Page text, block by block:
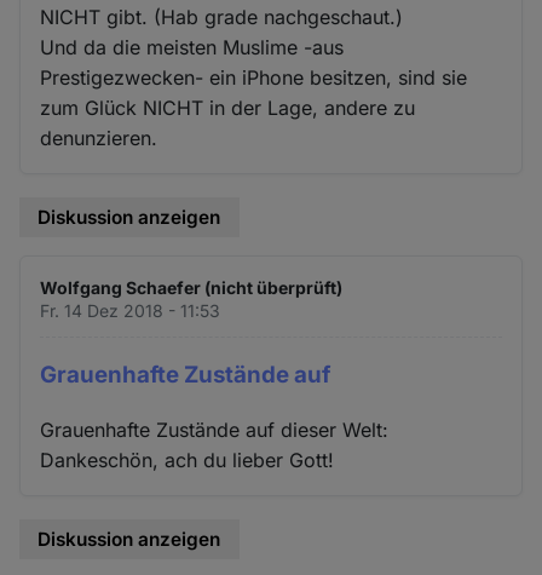
NICHT gibt. (Hab grade nachgeschaut.)
Und da die meisten Muslime -aus
Prestigezwecken- ein iPhone besitzen, sind sie
zum Glück NICHT in der Lage, andere zu
denunzieren.
Diskussion anzeigen
Wolfgang Schaefer (nicht überprüft)
Fr. 14 Dez 2018 - 11:53
Grauenhafte Zustände auf
Grauenhafte Zustände auf dieser Welt:
Dankeschön, ach du lieber Gott!
Diskussion anzeigen